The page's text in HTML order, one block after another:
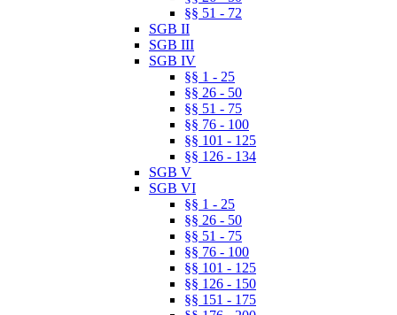
§§ 51 - 72
SGB II
SGB III
SGB IV
§§ 1 - 25
§§ 26 - 50
§§ 51 - 75
§§ 76 - 100
§§ 101 - 125
§§ 126 - 134
SGB V
SGB VI
§§ 1 - 25
§§ 26 - 50
§§ 51 - 75
§§ 76 - 100
§§ 101 - 125
§§ 126 - 150
§§ 151 - 175